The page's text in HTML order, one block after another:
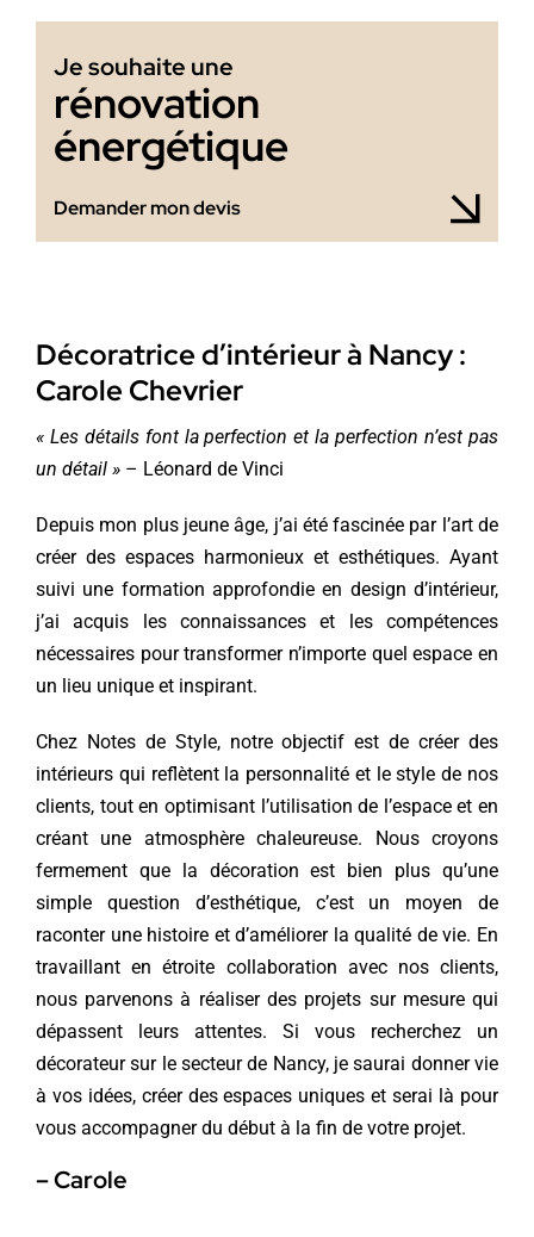
Je souhaite une
rénovation
énergétique
Demander mon devis
Décoratrice d’intérieur à Nancy :
Carole Chevrier
« Les détails font la perfection et la perfection n’est pas
un détail »– Léonard de Vinci
Depuis mon plus jeune âge, j’ai été fascinée par l’art de
créer des espaces harmonieux et esthétiques. Ayant
suivi une formation approfondie en design d’intérieur,
j’ai acquis les connaissances et les compétences
nécessaires pour transformer n’importe quel espace en
un lieu unique et inspirant.
Chez Notes de Style, notre objectif est de créer des
intérieurs qui reflètent la personnalité et le style de nos
clients, tout en optimisant l’utilisation de l’espace et en
créant une atmosphère chaleureuse. Nous croyons
fermement que la décoration est bien plus qu’une
simple question d’esthétique, c’est un moyen de
raconter une histoire et d’améliorer la qualité de vie. En
travaillant en étroite collaboration avec nos clients,
nous parvenons à réaliser des projets sur mesure qui
dépassent leurs attentes. Si vous recherchez un
décorateur sur le secteur de Nancy, je saurai donner vie
à vos idées, créer des espaces uniques et serai là pour
vous accompagner du début à la fin de votre projet.
– Carole